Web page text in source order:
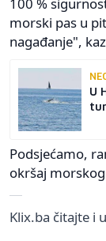
morski pas u
nagađanje",
U
Podsjećamo,
okršaj
Klix.ba čitajte i